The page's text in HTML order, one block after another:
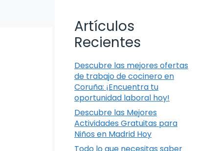
Artículos
Recientes
Descubre las mejores ofertas
de trabajo de cocinero en
Coruña: ¡Encuentra tu
oportunidad laboral hoy!
Descubre las Mejores
Actividades Gratuitas para
Niños en Madrid Hoy